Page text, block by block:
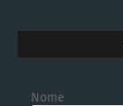
Nome